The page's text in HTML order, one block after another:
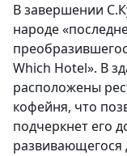
В завершении
народе
Which Hotel». В
расположены
кофейня, что
подчеркнет его
развивающегося